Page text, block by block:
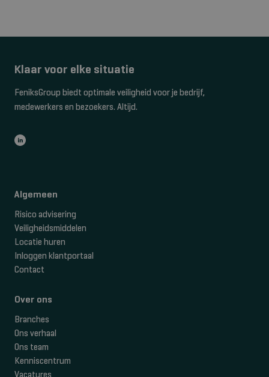
Klaar voor elke situatie
FeniksGroup biedt optimale veiligheid voor je bedrijf,
medewerkers en bezoekers. Altijd.
Algemeen
Risico advisering
Veiligheidsmiddelen
Locatie huren
Inloggen klantportaal
Contact
Over ons
Branches
Ons verhaal
Ons team
Kenniscentrum